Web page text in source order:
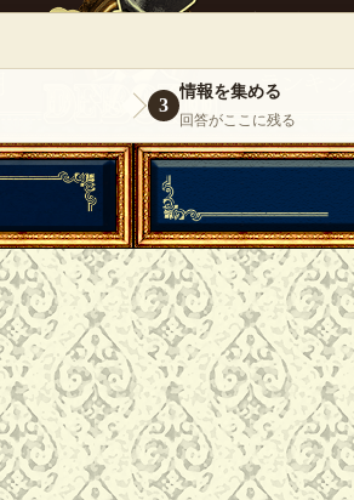
3
情報を集める
回答がここに残る